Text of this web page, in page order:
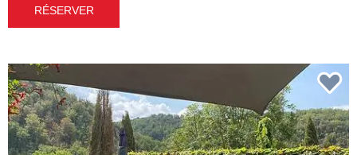
RÉSERVER